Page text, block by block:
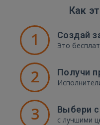
Как
1 Создай
Это
2 Получи
3 Выбери
с лучшими